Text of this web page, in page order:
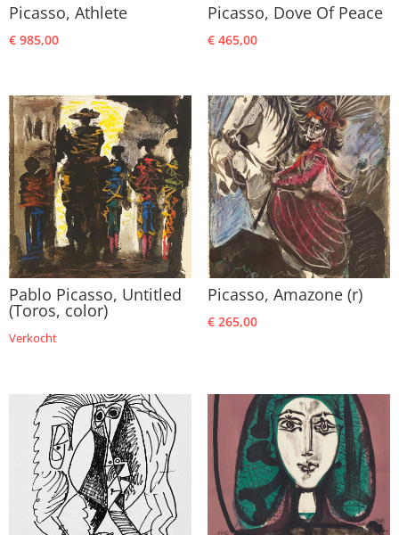
Picasso, Athlete
€ 985,00
Picasso, Dove Of Peace
€465,00
Pablo Picasso, Untitled
(Toros, color)
Verkocht
Picasso, Amazone (r)
€265,00